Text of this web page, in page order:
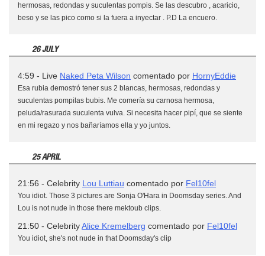
hermosas, redondas y suculentas pompis. Se las descubro , acaricio,
beso y se las pico como si la fuera a inyectar . P.D La encuero.
26 JULY
4:59 - Live Naked Peta Wilson comentado por HornyEddie
Esa rubia demostró tener sus 2 blancas, hermosas, redondas y
suculentas pompilas bubis. Me comería su carnosa hermosa,
peluda/rasurada suculenta vulva. Si necesita hacer pipí, que se siente
en mi regazo y nos bañaríamos ella y yo juntos.
25 APRIL
21:56 - Celebrity Lou Luttiau comentado por Fel10fel
You idiot. Those 3 pictures are Sonja O'Hara in Doomsday series. And
Lou is not nude in those there mektoub clips.
21:50 - CelebrityAlice Kremelberg comentado por Fel10fel
You idiot, she's not nude in that Doomsday's clip